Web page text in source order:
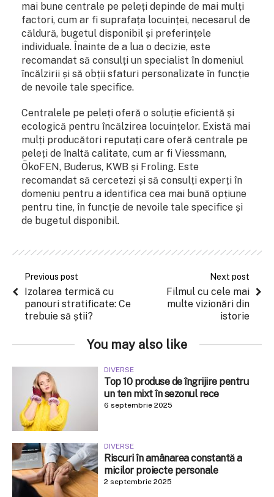
mai bune centrale pe peleți depinde de mai mulți
factori, cum ar fi suprafața locuinței, necesarul de
căldură, bugetul disponibil și preferințele
individuale. Înainte de a lua o decizie, este
recomandat să consulți un specialist în domeniul
încălzirii și să obții sfaturi personalizate în funcție
de nevoile tale specifice.
Centralele pe peleți oferă o soluție eficientă și
ecologică pentru încălzirea locuințelor. Există mai
mulți producători reputați care oferă centrale pe
peleți de înaltă calitate, cum ar fi Viessmann,
ÖkoFEN, Buderus, KWB și Froling. Este
recomandat să cercetezi și să consulți experți în
domeniu pentru a identifica cea mai bună opțiune
pentru tine, în funcție de nevoile tale specifice și
de bugetul disponibil.
Previous post
Izolarea termică cu
panouri stratificate: Ce
trebuie să știi?
Next post
Filmul cu cele mai
multe vizionări din
istorie
You may also like
DIVERSE
Top 10 produse de îngrijire pentru
un ten mixt în sezonul rece
6 septembrie 2025
DIVERSE
Riscuri în amânarea constantă a
micilor proiecte personale
2 septembrie 2025